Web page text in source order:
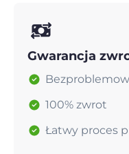
Gwarancja
100% zwrot
Łatwy proces